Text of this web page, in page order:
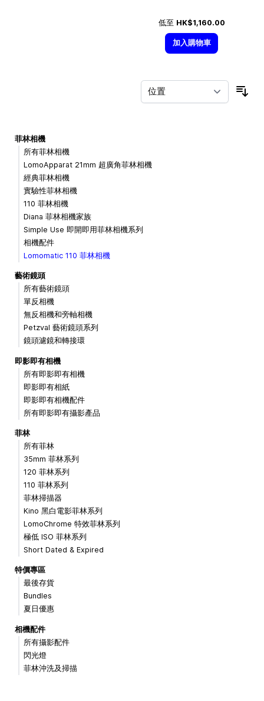
低至 HK$1,160.00
加入購物車
菲林相機
所有菲林相機
LomoApparat 21mm 超廣角菲林相機
經典菲林相機
實驗性菲林相機
110 菲林相機
Diana 菲林相機家族
Simple Use 即開即用菲林相機系列
相機配件
Lomomatic 110 菲林相機
藝術鏡頭
所有藝術鏡頭
單反相機
無反相機和旁軸相機
Petzval 藝術鏡頭系列
鏡頭濾鏡和轉接環
即影即有相機
所有即影即有相機
即影即有相紙
即影即有相機配件
所有即影即有攝影產品
菲林
所有菲林
35mm 菲林系列
120 菲林系列
110 菲林系列
菲林掃描器
Kino 黑白電影菲林系列
LomoChrome 特效菲林系列
極低 ISO 菲林系列
Short Dated & Expired
特價專區
最後存貨
Bundles
夏日優惠
相機配件
所有攝影配件
閃光燈
菲林沖洗及掃描